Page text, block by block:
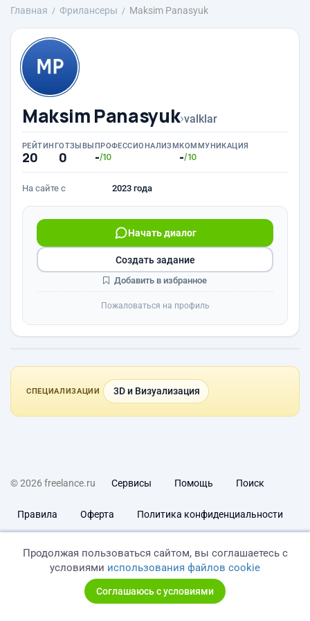
Главная Фрилансеры Maksim Panasyuk
Maksim Panasyuk›valklar
РЕЙТИНГ
20
ОТЗЫВЫ
0
ПРОФЕССИОНАЛИЗМ
-/10
КОММУНИКАЦИЯ
-/10
На сайте с 2023 года
Начать диалог
Создать задание
Добавить в избранное
Пожаловаться на профиль
СПЕЦИАЛИЗАЦИИ 3D и Визуализация
© 2026 freelance.ru Сервисы Помощь Поиск
Правила Оферта Политика конфиденциальности
Продолжая пользоваться сайтом, вы соглашаетесь с
условиями использования файлов cookie
Соглашаюсь с условиями